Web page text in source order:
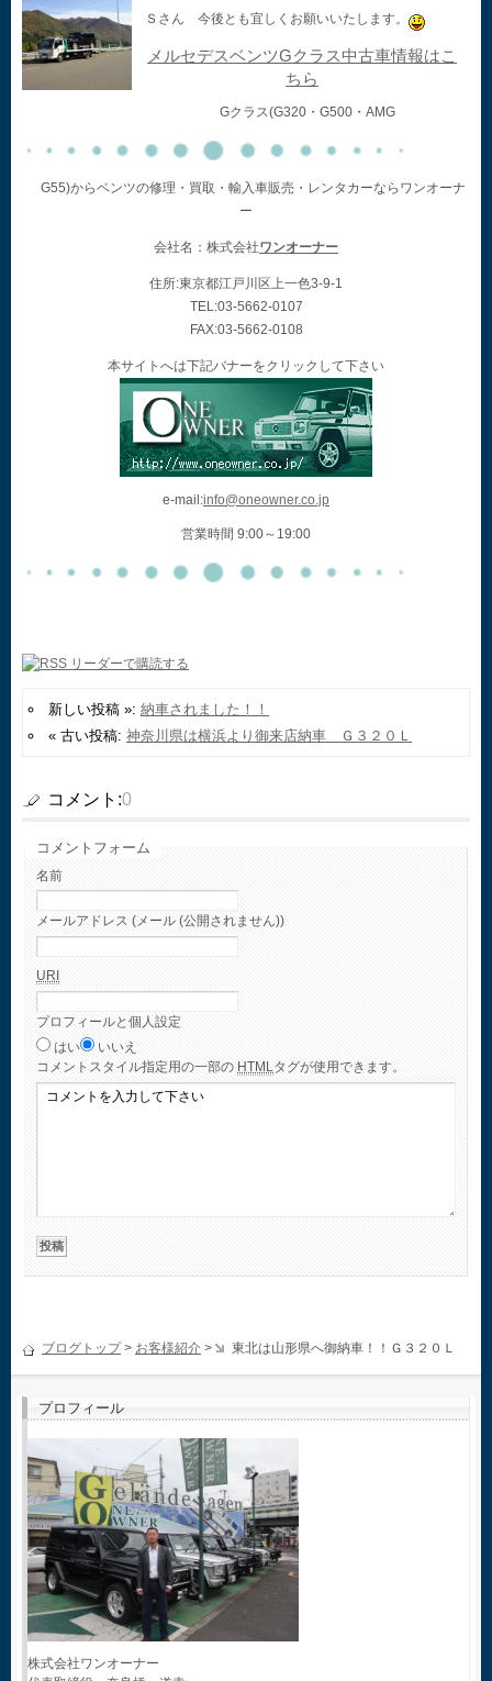
Ｓさん 今後とも宜しくお願いいたします。
メルセデスベンツGクラス中古車情報はこ
ちら
Gクラス(G320・G500・AMG
G55)からベンツの修理・買取・輸入車販売・レンタカーならワンオーナ
ー
会社名：株式会社ワンオーナー
住所:東京都江戸川区上一色3-9-1
TEL:03-5662-0107
FAX:03-5662-0108
本サイトへは下記バナーをクリックして下さい
e-mail:info@oneowner.co.jp
営業時間 9:00～19:00
新しい投稿 »: 納車されました！！
« 古い投稿: 神奈川県は横浜より御来店納車 Ｇ３２０Ｌ
コメント:0
コメントフォーム
名前
メールアドレス (メール (公開されません))
URI
プロフィールと個人設定
はい
いいえ
コメント スタイル指定用の一部の HTMLタグが使用できます。
ブログトップ> お客様紹介 > 東北は山形県へ御納車！！Ｇ３２０Ｌ
プロフィール
株式会社ワンオーナー